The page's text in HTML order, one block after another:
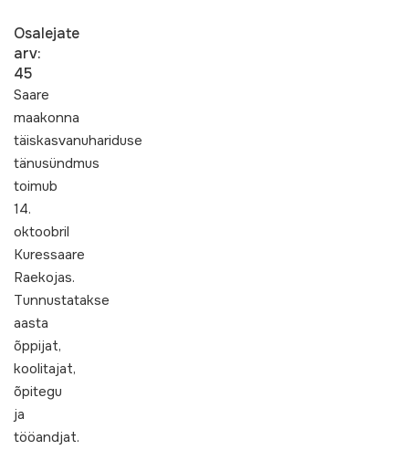
Osalejate
arv:
45
Saare
maakonna
täiskasvanuhariduse
tänusündmus
toimub
14.
oktoobril
Kuressaare
Raekojas.
Tunnustatakse
aasta
õppijat,
koolitajat,
õpitegu
ja
tööandjat.